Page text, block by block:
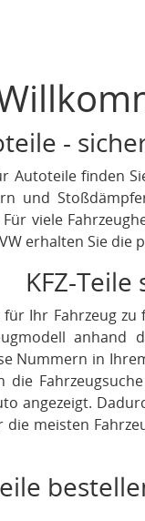
-
Autoteile finden
und
viele
erhalten Sie
KFZ-
für Ihr Fahrzeug
Nummern in
die
angezeigt.
meisten